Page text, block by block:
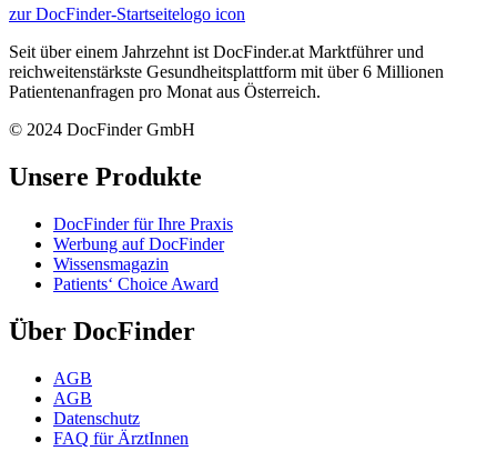
zur DocFinder-Startseitelogo icon
Seit über einem Jahrzehnt ist DocFinder.at Marktführer und
reichweitenstärkste Gesundheitsplattform mit über 6 Millionen
Patientenanfragen pro Monat aus Österreich.
© 2024 DocFinder GmbH
Unsere Produkte
DocFinder für Ihre Praxis
Werbung auf DocFinder
Wissensmagazin
Patients‘ Choice Award
Über DocFinder
AGB
AGB
Datenschutz
FAQ für ÄrztInnen